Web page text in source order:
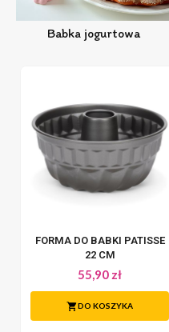
Babka jogurtowa
FORMA DO BABKI PATISSE
22 CM
55,90 zł
DO KOSZYKA